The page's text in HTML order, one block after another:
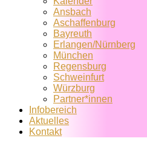
Ansbach
Aschaffenburg
Bayreuth
Erlangen/Nürnberg
München
Regensburg
Schweinfurt
Würzburg
Partner*innen
Infobereich
Aktuelles
Kontakt